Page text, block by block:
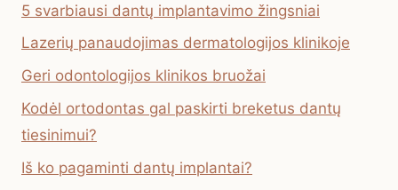
5 svarbiausi dantų implantavimo žingsniai
Lazerių panaudojimas dermatologijos klinikoje
Geri odontologijos klinikos bruožai
Kodėl ortodontas gal paskirti breketus dantų
tiesinimui?
Iš ko pagaminti dantų implantai?